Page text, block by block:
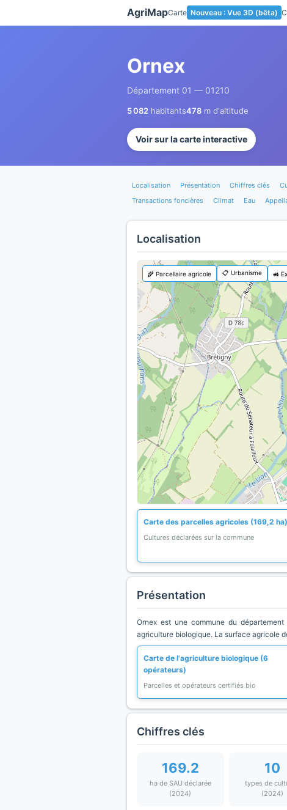
AgriMapCarte Nouveau : Vue 3D (bêta)
Ornex
Département 01 — 01210
5 082 habitants478 m d'altitude
Voir sur la carte interactive
Localisation Présentation Chiffres clés
Transactions foncières
Climat Eau
Localisation
🌾 Parcellaire agricole 📋 Urbanisme 🚜
Carte des parcelles agricoles (169,2 ha)
Cultures déclarées sur la commune
Présentation
Ornex est une commune du
agriculture biologique. La surface agricole
Carte de l'agriculture biologique (6
opérateurs)
Parcelles et opérateurs certifiés bio
Chiffres clés
169.2
ha de SAU déclarée
(2024)
10
types de
(2024)
Panneau de gestion des cookies